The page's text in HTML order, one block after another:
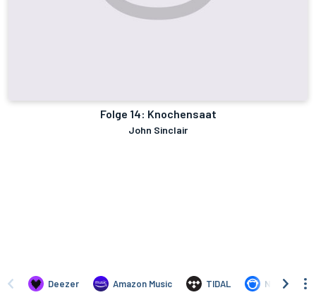
Folge 14: Knochensaat
John Sinclair
Deezer Amazon Music TIDAL Napster